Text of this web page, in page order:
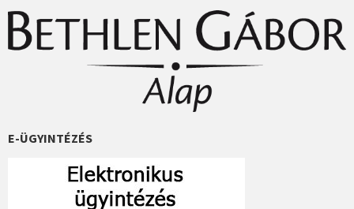
E-ÜGYINTÉZÉS